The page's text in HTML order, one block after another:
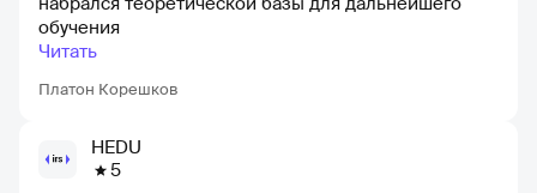
Платон Корешков
обучения
Читать
HEDU
5